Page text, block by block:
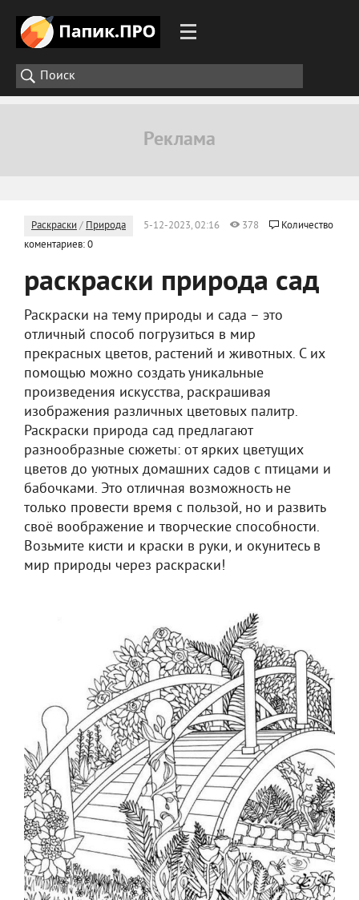
Раскраски / Природа 5-12-2023, 02:16 378
Количество
коментариев: 0
раскраски природа сад
Раскраски на тему природы и сада – это
отличный способ погрузиться в мир
прекрасных цветов, растений и животных. С их
помощью можно создать уникальные
произведения искусства, раскрашивая
изображения различных цветовых палитр.
Раскраски природа сад предлагают
разнообразные сюжеты: от ярких цветущих
цветов до уютных домашних садов с птицами и
бабочками. Это отличная возможность не
только провести время с пользой, но и развить
своё воображение и творческие способности.
Возьмите кисти и краски в руки, и окунитесь в
мир природы через раскраски!